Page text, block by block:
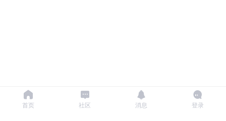
首页 社区 消息 登录